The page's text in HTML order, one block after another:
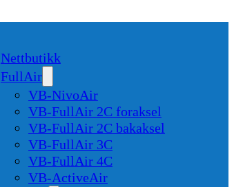
Nettbutikk
FullAir
VB-NivoAir
VB-FullAir 2C foraksel
VB-FullAir 2C bakaksel
VB-FullAir 3C
VB-FullAir 4C
VB-ActiveAir